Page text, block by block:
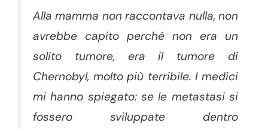
Alla mamma non raccontava nulla, non
avrebbe capito perché non era un
solito tumore, era il tumore di
Chernobyl, molto più terribile. I medici
mi hanno spiegato: se le metastasi si
fossero sviluppate dentro